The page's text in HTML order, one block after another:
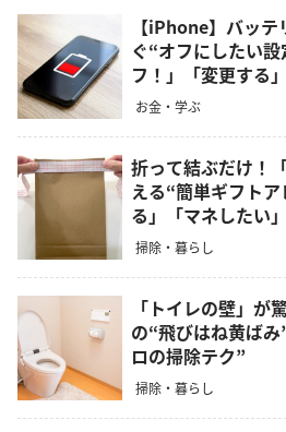
【iPhone】バッ
ぐ“オフにしたい
フ！」「変更する」
お金・学ぶ
折って結ぶだけ！
える“簡単ギフト
る」「マネしたい」
掃除・暮らし
「トイレの壁」が
の“飛びはね黄ば
ロの掃除テク”
掃除・暮らし